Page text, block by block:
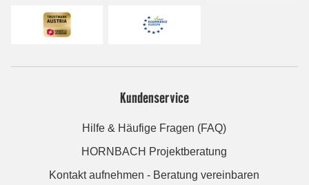
Kundenservice
Hilfe & Häufige Fragen (FAQ)
HORNBACH Projektberatung
Kontakt aufnehmen - Beratung vereinbaren